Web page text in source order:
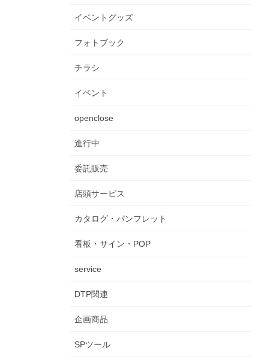
イベントグッズ
フォトブック
チラシ
イベント
openclose
進行中
委託販売
店頭サービス
カタログ・パンフレット
看板・サイン・POP
service
DTP関連
企画商品
SPツール